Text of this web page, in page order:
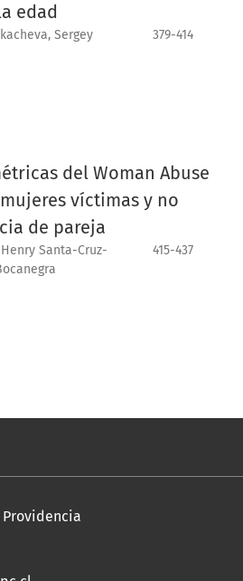
edad
Sergey
379-414
del Woman Abuse
víctimas y no
de pareja
Santa-Cruz-
415-437
Providencia